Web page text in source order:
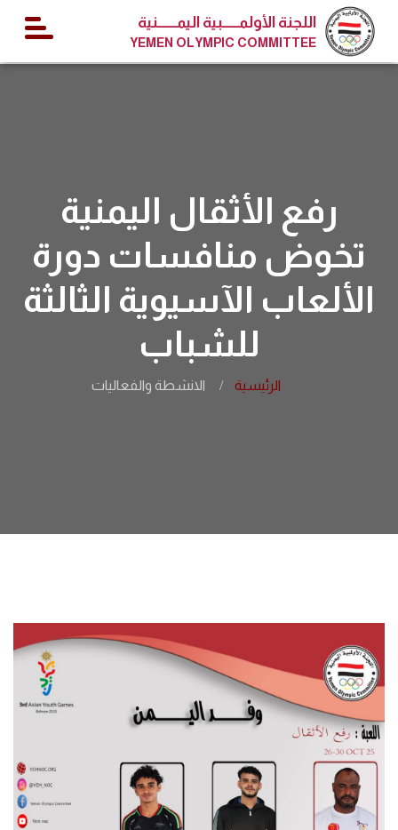
اللجنة الأولمــــــبية اليمـــــــنية
YEMEN OLYMPIC COMMITTEE
رفع الأثقال اليمنية
تخوض منافسات دورة
الألعاب الآسيوية الثالثة
للشباب
الرئيسية الانشطة والفعاليات